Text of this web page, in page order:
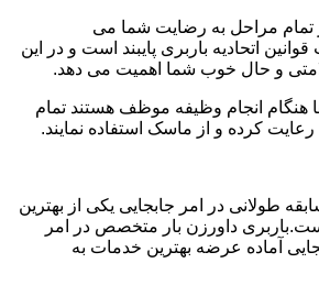
تمام مراحل به رضایت شما می
اتحادیه باربری پایبند است و در این
و حال خوب شما اهمیت می دهد.
هنگام انجام وظیفه موظف هستند تمام
کرده و از ماسک استفاده نمایند.
طولانی در امر جابجایی یکی از بهترین
داورزن بار متخصص در امر
آماده عرضه بهترین خدمات به